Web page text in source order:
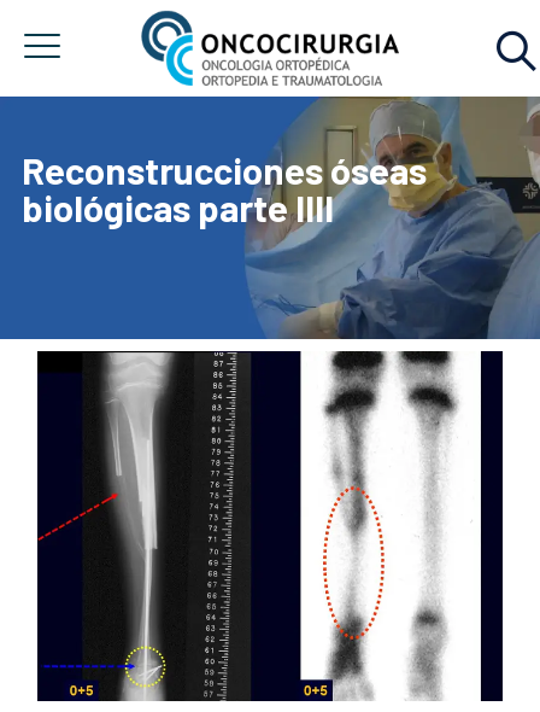
Reconstrucciones óseas
biológicas parte IIII